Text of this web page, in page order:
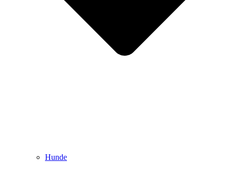
Hunde